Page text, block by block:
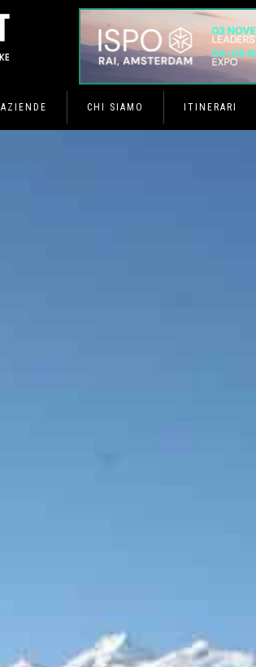
AZIENDE CHI SIAMO ITINERARI